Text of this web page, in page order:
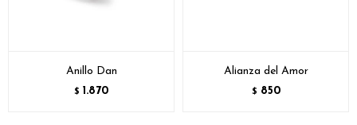
Anillo Dan
$ 1.870
Alianza del Amor
$ 850